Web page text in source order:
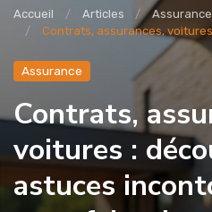
Accueil Articles
Assurance
Contrats, assurances,
Assurance
Contrats,
voitures :
astuces